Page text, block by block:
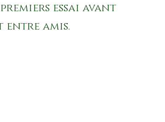
essai avant
amis.